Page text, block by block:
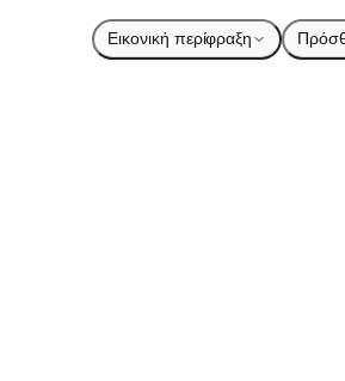
Εικονική περίφραξη